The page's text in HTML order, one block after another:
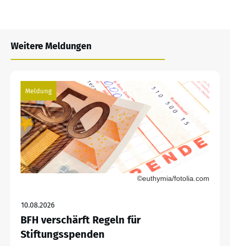
Weitere Meldungen
Meldung
©euthymia/fotolia.com
10.08.2026
BFH verschärft Regeln für
Stiftungsspenden